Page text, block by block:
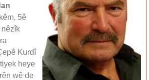
5ê
nêzîk
Kurdî
heye
wê de